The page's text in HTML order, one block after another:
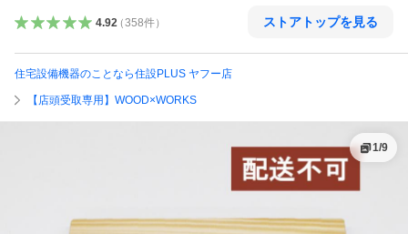
4.92（358件） ストアトップを見る
住宅設備機器のことなら住設PLUS ヤフー店
【店頭受取専用】WOOD×WORKS
1/9